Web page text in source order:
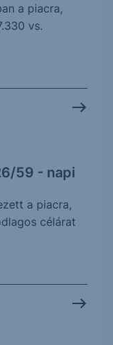
a piacra,
vs.
59 - napi
a piacra,
célárat